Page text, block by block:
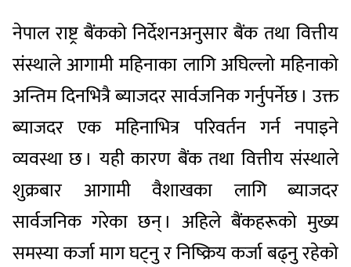
नेपाल राष्ट्र बैंकको निर्देशनअनुसार बैंक तथा वित्तीय
संस्थाले आगामी महिनाका लागि अघिल्लो महिनाको
अन्तिम दिनभित्रै ब्याजदर सार्वजनिक गर्नुपर्नेछ । उक्त
ब्याजदर एक महिनाभित्र परिवर्तन गर्न नपाइने
व्यवस्था छ । यही कारण बैंक तथा वित्तीय संस्थाले
शुक्रबार आगामी वैशाखका लागि ब्याजदर
सार्वजनिक गरेका छन् । अहिले बैंकहरूको मुख्य
समस्या कर्जा माग घट्नु र निष्क्रिय कर्जा बढ्नु रहेको